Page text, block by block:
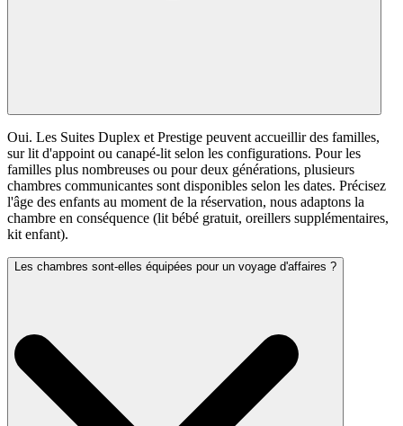
Oui. Les Suites Duplex et Prestige peuvent accueillir des familles,
sur lit d'appoint ou canapé-lit selon les configurations. Pour les
familles plus nombreuses ou pour deux générations, plusieurs
chambres communicantes sont disponibles selon les dates. Précisez
l'âge des enfants au moment de la réservation, nous adaptons la
chambre en conséquence (lit bébé gratuit, oreillers supplémentaires,
kit enfant).
Les chambres sont-elles équipées pour un voyage d'affaires ?